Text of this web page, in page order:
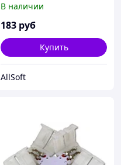
высоковольтной (220В)
светодиодной ленты
smd5050, 60Д/м, RGB
В наличии
183 руб
Купить
AllSoft